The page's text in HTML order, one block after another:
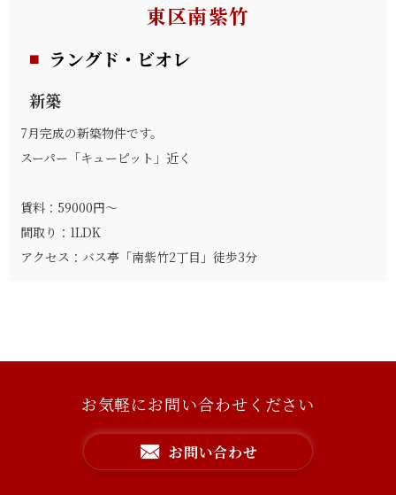
東区南紫竹
ラングド・ビオレ
新築
7月完成の新築物件です。
スーパー「キューピット」近く
賃料：59000円～
間取り：1LDK
アクセス：バス亭「南紫竹2丁目」徒歩3分
お気軽にお問い合わせください
お問い合わせ